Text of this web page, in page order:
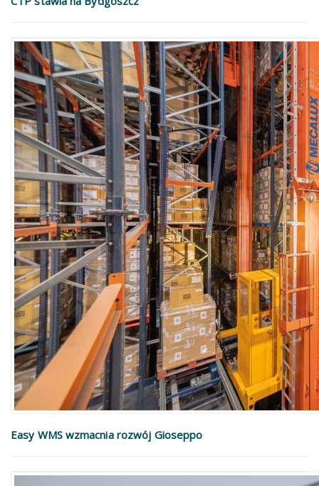
Easy WMS wzmacnia rozwój Gioseppo